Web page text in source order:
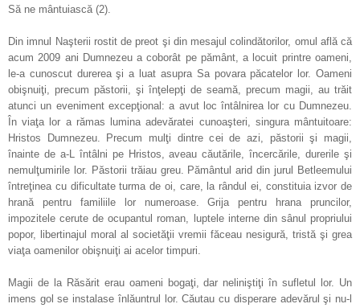
Să ne mântuiască (2).
Din imnul Naşterii rostit de preot şi din mesajul colindătorilor, omul află că
acum 2009 ani Dumnezeu a coborât pe pământ, a locuit printre oameni,
le-a cunoscut durerea şi a luat asupra Sa povara păcatelor lor. Oameni
obişnuiţi, precum păstorii, şi înţelepţi de seamă, precum magii, au trăit
atunci un eveniment excepţional: a avut loc întâlnirea lor cu Dumnezeu.
În viaţa lor a rămas lumina adevăratei cunoaşteri, singura mântuitoare:
Hristos Dumnezeu. Precum mulţi dintre cei de azi, păstorii şi magii,
înainte de a-L întâlni pe Hristos, aveau căutările, încercările, durerile şi
nemulţumirile lor. Păstorii trăiau greu. Pământul arid din jurul Betleemului
întreţinea cu dificultate turma de oi, care, la rândul ei, constituia izvor de
hrană pentru familiile lor numeroase. Grija pentru hrana pruncilor,
impozitele cerute de ocupantul roman, luptele interne din sânul propriului
popor, libertinajul moral al societăţii vremii făceau nesigură, tristă şi grea
viaţa oamenilor obişnuiţi ai acelor timpuri.
Magii de la Răsărit erau oameni bogaţi, dar neliniştiţi în sufletul lor. Un
imens gol se instalase înlăuntrul lor. Căutau cu disperare adevărul şi nu-l